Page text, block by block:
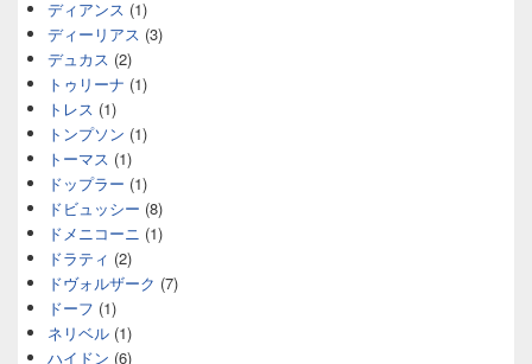
ディアンス (1)
ディーリアス (3)
デュカス (2)
トゥリーナ (1)
トレス (1)
トンプソン (1)
トーマス (1)
ドップラー (1)
ドビュッシー (8)
ドメニコーニ (1)
ドラティ (2)
ドヴォルザーク (7)
ドーフ (1)
ネリベル (1)
ハイドン (6)